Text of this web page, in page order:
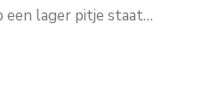
een lager pitje staat…